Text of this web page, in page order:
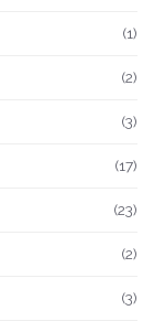
(1)
(2)
(3)
(17)
(23)
(2)
(3)